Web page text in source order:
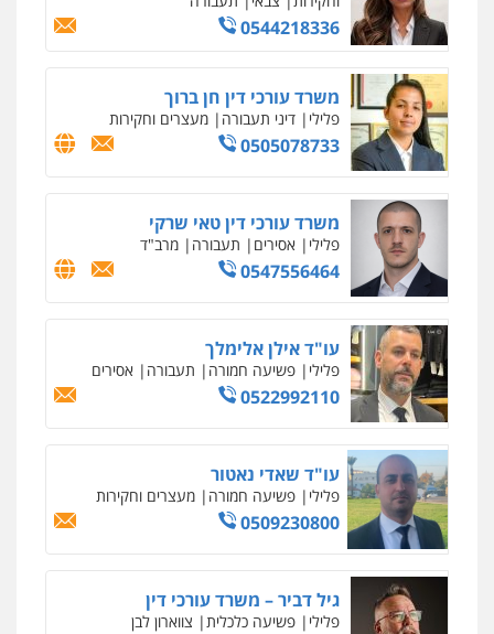
0544218336
משרד עורכי דין חן ברוך
פלילי דיני תעבורה מעצרים וחקירות
0505078733
משרד עורכי דין טאי שרקי
פלילי אסירים תעבורה מרב"ד
0547556464
עו"ד אילן אלימלך
פלילי פשיעה חמורה תעבורה אסירים
0522992110
עו"ד שאדי נאטור
פלילי פשיעה חמורה מעצרים וחקירות
0509230800
גיל דביר – משרד עורכי דין
פלילי פשיעה כלכלית צווארון לבן